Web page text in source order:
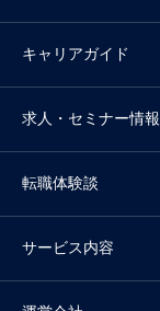
キャリアガイド
求人・セミナー情報
転職体験談
サービス内容